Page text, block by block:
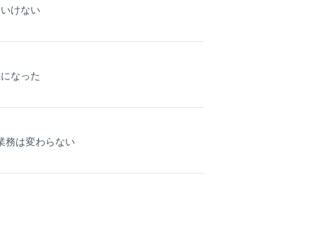
けない
なった
務は変わらない